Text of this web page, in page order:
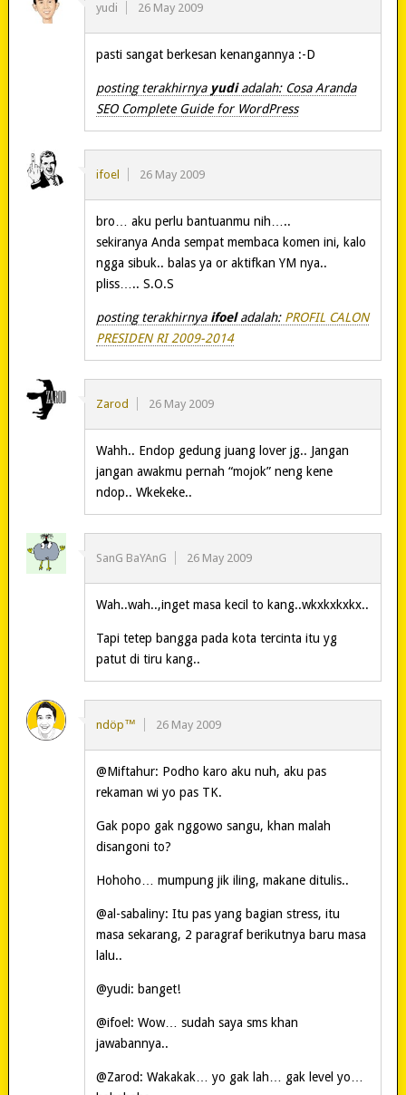
yudi 26 May 2009
pasti sangat berkesan kenangannya :-D
posting terakhirnya yudiadalah: Cosa Aranda
SEO Complete Guide for WordPress
ifoel 26 May 2009
bro… aku perlu bantuanmu nih…..
sekiranya Anda sempat membaca komen ini, kalo
ngga sibuk.. balas ya or aktifkan YM nya..
pliss….. S.O.S
posting terakhirnya ifoeladalah: PROFIL CALON
PRESIDEN RI 2009-2014
Zarod 26 May 2009
Wahh.. Endop gedung juang lover jg.. Jangan
jangan awakmu pernah “mojok” neng kene
ndop.. Wkekeke..
SanG BaYAnG 26 May 2009
Wah..wah..,inget masa kecil to kang..wkxkxkxkx..
Tapi tetep bangga pada kota tercinta itu yg
patut di tiru kang..
ndöp™ 26 May 2009
@Miftahur: Podho karo aku nuh, aku pas
rekaman wi yo pas TK.
Gak popo gak nggowo sangu, khan malah
disangoni to?
Hohoho… mumpung jik iling, makane ditulis..
@al-sabaliny: Itu pas yang bagian stress, itu
masa sekarang, 2 paragraf berikutnya baru masa
lalu..
@yudi: banget!
@ifoel: Wow… sudah saya sms khan
jawabannya..
@Zarod: Wakakak… yo gak lah… gak level yo…